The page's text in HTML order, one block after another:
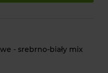
- srebrno-biały mix